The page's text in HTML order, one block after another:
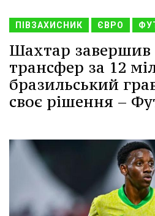
ПІВЗАХИСНИК ЄВРО
Шахтар завершив
трансфер за 12
бразильський
своє рішення –